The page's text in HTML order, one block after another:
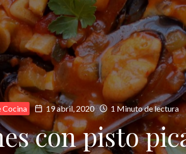
Cocina 19 abril, 2020 1 Minuto de lectura
con pisto